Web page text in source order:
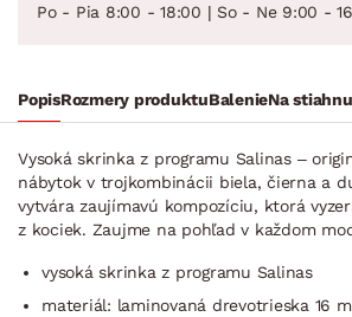
Po - Pia 8:00 - 18:00 | So - Ne 9:00 -
PopisRozmery produktuBalenieNa
Vysoká skrinka z programu Salinas –
nábytok v trojkombinácii biela, čierna a
vytvára zaujímavú kompozíciu, ktorá
z kociek. Zaujme na pohľad v každom
vysoká skrinka z programu Salinas
materiál: laminovaná drevotrieska 16